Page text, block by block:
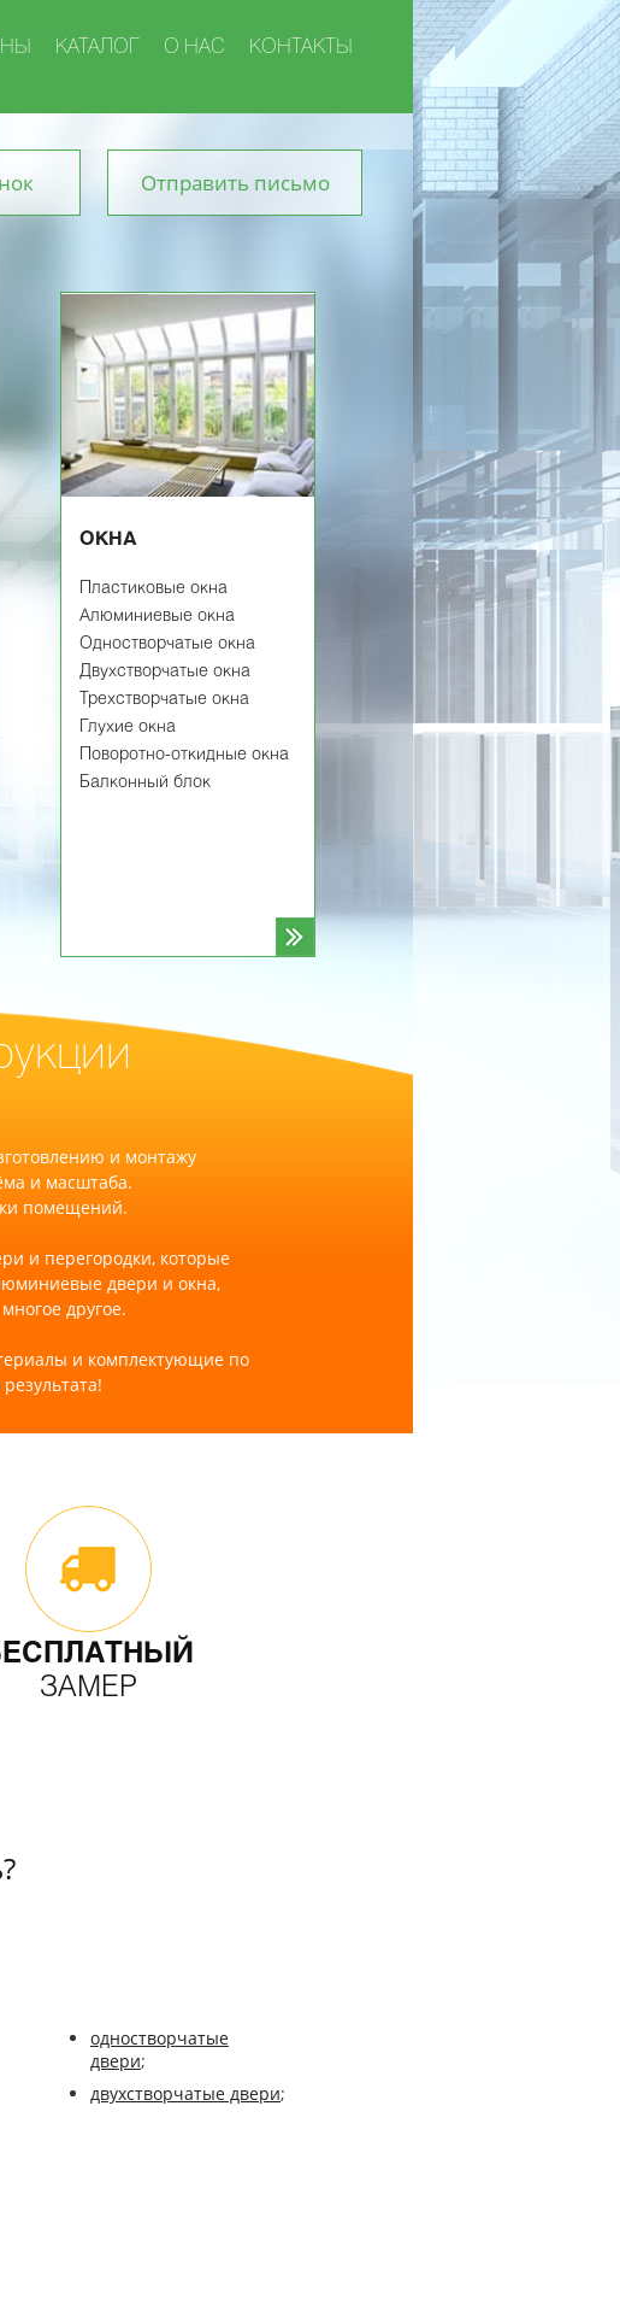
КАТАЛОГ О НАС КОНТАКТЫ
Отправить письмо
ОКНА
Пластиковые окна
Алюминиевые окна
Одностворчатые окна
Двухстворчатые окна
Трехстворчатые окна
Глухие окна
Поворотно-откидные окна
Балконный блок
и монтажу
и масштаба.
помещений.
и перегородки, которые
двери и окна,
другое.
и комплектующие по
ЗАМЕР
одностворчатые
двери;
двухстворчатые двери;